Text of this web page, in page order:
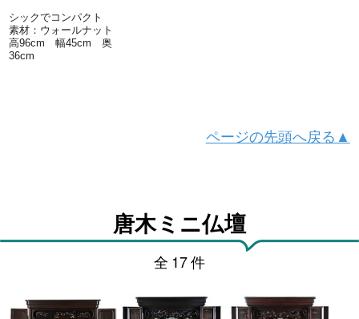
シックでコンパクト
素材：ウォールナット
高96cm 幅45cm 奥
36cm
ページの先頭へ戻る▲
唐木ミニ仏壇
全 17件